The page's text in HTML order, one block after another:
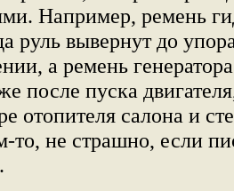
Например, ремень
руль вывернут до
а ремень
после пуска
отопителя салона и
то, не страшно, если